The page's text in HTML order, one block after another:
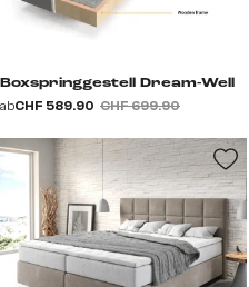
Boxspringgestell Dream-Well
abCHF 589.90 CHF 699.90